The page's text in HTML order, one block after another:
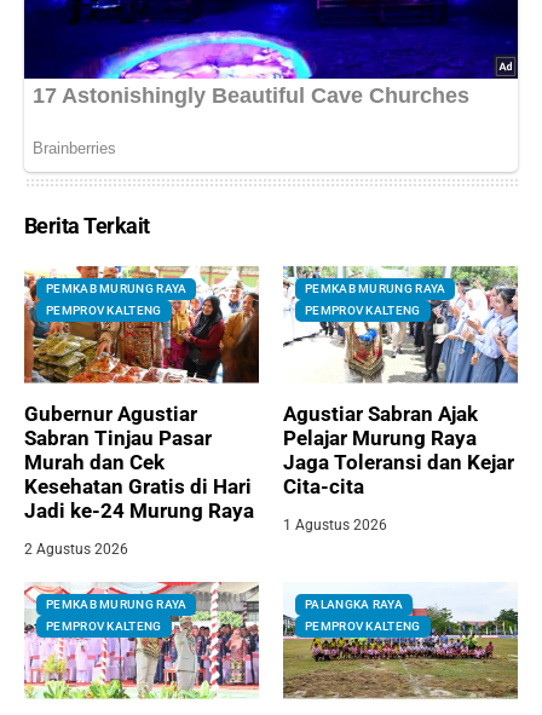
Berita Terkait
PEMKAB MURUNG RAYA
PEMPROV KALTENG
Gubernur Agustiar
Sabran Tinjau Pasar
Murah dan Cek
Kesehatan Gratis di Hari
Jadi ke-24 Murung Raya
2 Agustus 2026
PEMKAB MURUNG RAYA
PEMPROV KALTENG
Agustiar Sabran Ajak
Pelajar Murung Raya
Jaga Toleransi dan Kejar
Cita-cita
1 Agustus 2026
PEMKAB MURUNG RAYA
PEMPROV KALTENG
PALANGKA RAYA
PEMPROV KALTENG